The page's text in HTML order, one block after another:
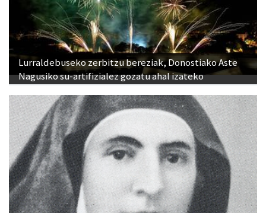
Lurraldebuseko zerbitzu bereziak, Donostiako Aste
Nagusiko su-artifizialez gozatu ahal izateko